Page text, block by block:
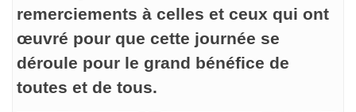
remerciements à celles et ceux qui ont
œuvré pour que cette journée se
déroule pour le grand bénéfice de
toutes et de tous.